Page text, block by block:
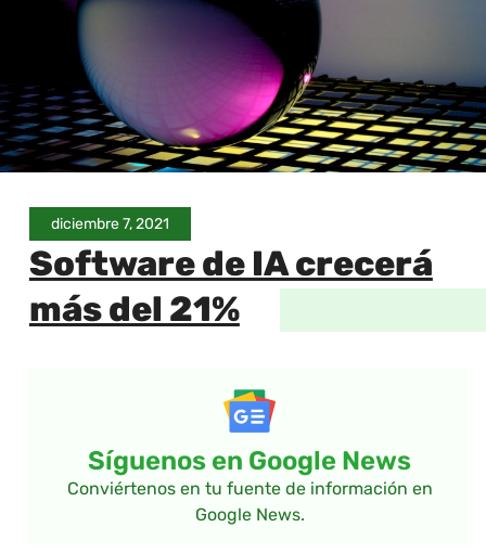
diciembre 7, 2021
Software de IA crecerá
más del 21%
Síguenos en Google News
Conviértenos en tu fuente de información en
Google News.